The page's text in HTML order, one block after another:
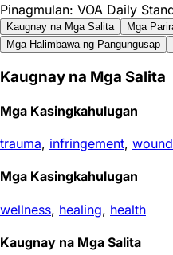
Pinagmulan: VOA Daily
Kaugnay na Mga Salita
Mga
Mga Halimbawa ng Pangungusap
Kaugnay na Mga Salita
Mga Kasingkahulugan
trauma, infringement, wound
Mga Kasingkahulugan
wellness, healing, health
Kaugnay na Mga Salita